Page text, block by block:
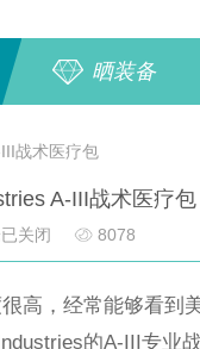
晒装备
战术医疗包
A-III战术医疗包
关闭 8078
高，经常能够看到
的A-III专业